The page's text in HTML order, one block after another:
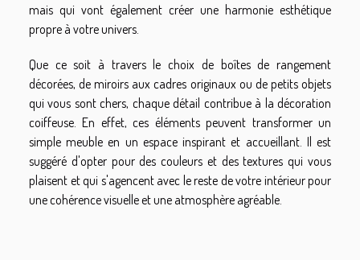
mais qui vont également créer une harmonie esthétique
propre à votre univers.
Que ce soit à travers le choix de boîtes de rangement
décorées, de miroirs aux cadres originaux ou de petits objets
qui vous sont chers, chaque détail contribue à la décoration
coiffeuse. En effet, ces éléments peuvent transformer un
simple meuble en un espace inspirant et accueillant. Il est
suggéré d'opter pour des couleurs et des textures qui vous
plaisent et qui s'agencent avec le reste de votre intérieur pour
une cohérence visuelle et une atmosphère agréable.